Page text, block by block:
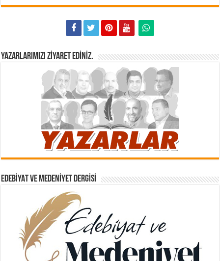
YAZARLARIMIZI ZIYARET EDINIZ.
EDEBIYAT VE MEDENIYET DERGISI